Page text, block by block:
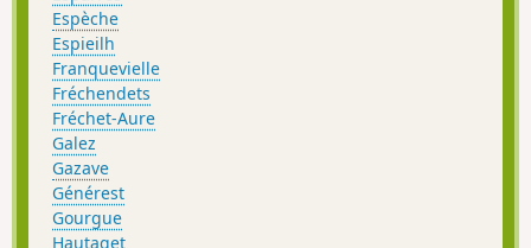
Espèche
Espieilh
Franquevielle
Fréchendets
Fréchet-Aure
Galez
Gazave
Générest
Gourgue
Hautaget